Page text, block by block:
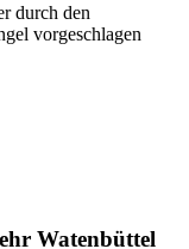
durch den
vorgeschlagen
Watenbüttel